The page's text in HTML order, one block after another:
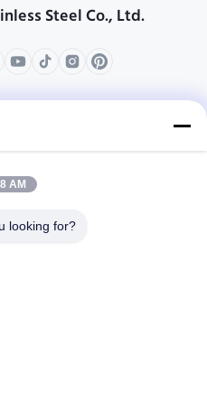
Steel Co., Ltd.
Profil d'entreprise
Visite d'usine
Cas
AM
looking for?